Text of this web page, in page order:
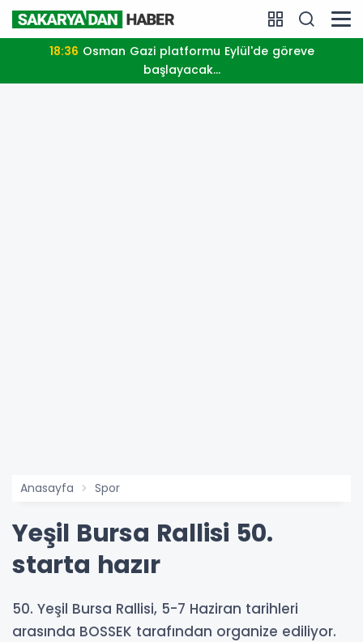
18:36
başlayacak...
Anasayfa Spor
Yeşil Bursa Rallisi 50.
starta hazır
50. Yeşil Bursa Rallisi, 5-7 Haziran tarihleri
arasında BOSSEK tarafından organize ediliyor.